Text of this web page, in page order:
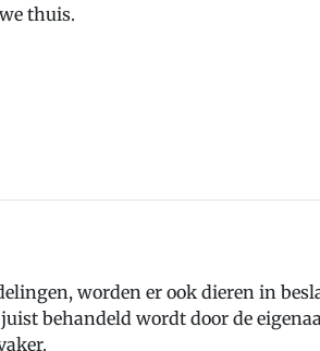
thuis.
worden er ook dieren in
behandeld wordt door de